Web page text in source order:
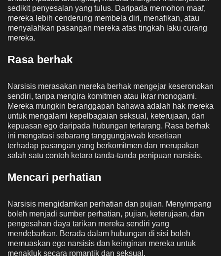
sedikit penyesalan yang tulus. Daripada memohon maaf,
mereka lebih cenderung membela diri, menafikan, atau
menyalahkan pasangan mereka atas tingkah laku curang
mereka.
Rasa berhak
Narsisis merasakan mereka berhak mengejar keseronokan
sendiri, tanpa mengira komitmen atau ikrar monogami.
Mereka mungkin beranggapan bahawa adalah hak mereka
untuk mengalami kepelbagaian seksual, keterujaan, dan
kepuasan ego daripada hubungan terlarang. Rasa berhak
ini mengatasi sebarang tanggungjawab kesetiaan
terhadap pasangan yang berkomitmen dan merupakan
salah satu contoh ketara tanda-tanda penipuan narsisis.
Mencari perhatian
Narsisis mengidamkan perhatian dan pujian. Menyimpang
boleh menjadi sumber perhatian, pujian, keterujaan, dan
pengesahan daya tarikan mereka sendiri yang
mendebarkan. Berada dalam hubungan di sisi boleh
memuaskan ego narsisis dan keinginan mereka untuk
menakluk secara romantik dan seksual.